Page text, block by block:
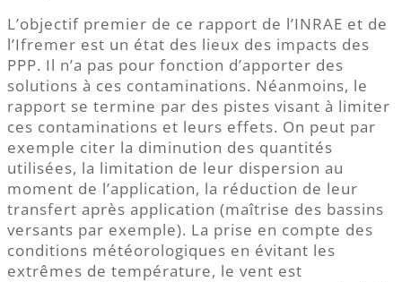
L’objectif premier de ce rapport de l’INRAE et de
l’Ifremer est un état des lieux des impacts des
PPP. Il n’a pas pour fonction d’apporter des
solutions à ces contaminations. Néanmoins, le
rapport se termine par des pistes visant à limiter
ces contaminations et leurs effets. On peut par
exemple citer la diminution des quantités
utilisées, la limitation de leur dispersion au
moment de l’application, la réduction de leur
transfert après application (maîtrise des bassins
versants par exemple). La prise en compte des
conditions météorologiques en évitant les
extrêmes de température, le vent est